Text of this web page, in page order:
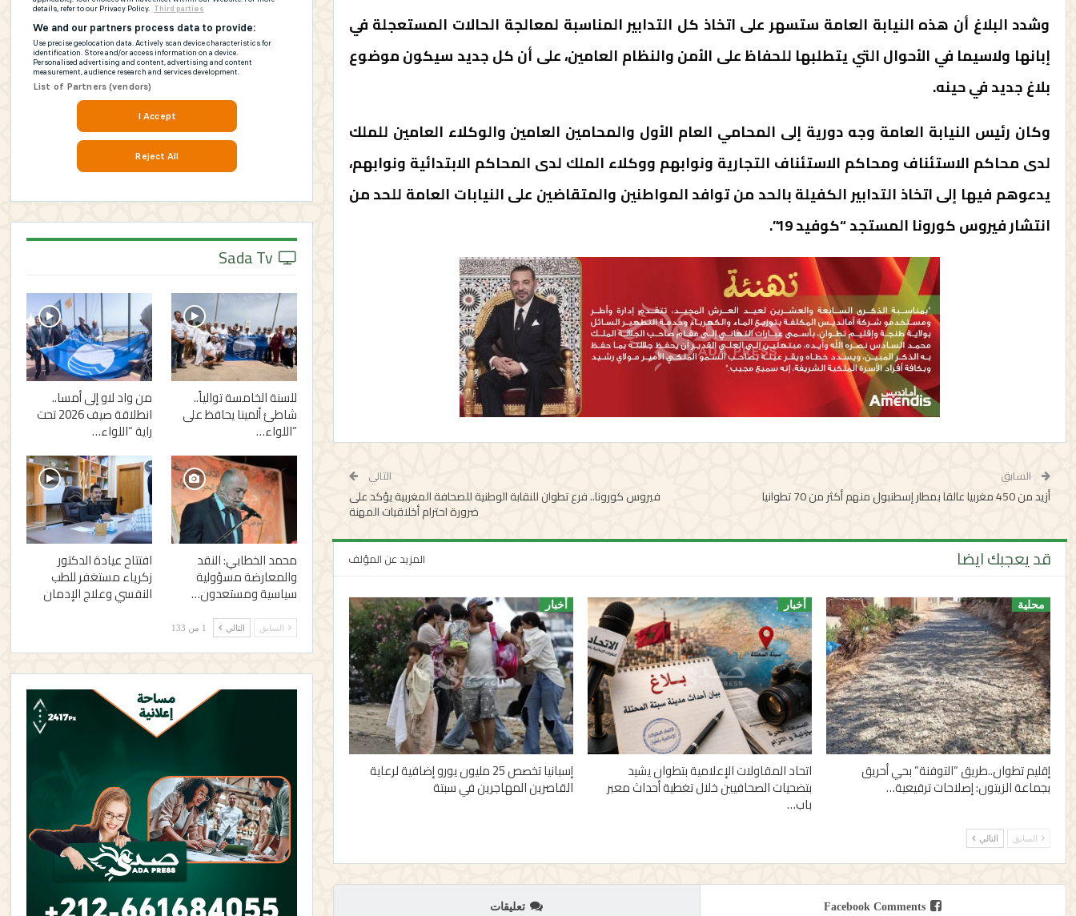
وشدد البلاغ أن هذه النيابة العامة ستسهر على اتخاذ كل التدابير المناسبة لمعالجة الحالات المستعجلة في
إبانها ولاسيما في الأحوال التي يتطلبها للحفاظ على الأمن والنظام العامين، على أن كل جديد سيكون موضوع
بلاغ جديد في حينه.
وكان رئيس النيابة العامة وجه دورية إلى المحامي العام الأول والمحامين العامين والوكلاء العامين للملك
لدى محاكم الاستئناف ومحاكم الاستئناف التجارية ونوابهم ووكلاء الملك لدى المحاكم الابتدائية ونوابهم،
يدعوهم فيها إلى اتخاذ التدابير الكفيلة بالحد من توافد المواطنين والمتقاضين على النيابات العامة للحد من
انتشار فيروس كورونا المستجد “كوفيد 19”.
السابق
أزيد من 450 مغربيا عالقا بمطار إسطنبول منهم أكثر من 70 تطوانيا
التالي
فيروس كورونا.. فرع تطوان للنقابة الوطنية للصحافة المغربية يؤكد على
ضرورة احترام أخلاقيات المهنة
قد يعجبك ايضا المزيد عن المؤلف
محلية
إقليم تطوان..طريق “التوفنة” بحي أحريق
بجماعة الزيتون: إصلاحات ترقيعية…
أخبار
اتحاد المقاولات الإعلامية بتطوان يشيد
بتضحيات الصحافيين خلال تغطية أحداث معبر
باب…
أخبار
إسبانيا تخصص 25 مليون يورو إضافية لرعاية
القاصرين المهاجرين في سبتة
السابق التالي
Facebook Comments تعليقات
للسنة الخامسة توالياً..
شاطئ ألمينا يحافظ على
“اللواء…
من واد لاو إلى أمسا..
انطلاقة صيف 2026 تحت
راية “اللواء…
محمد الخطابي: النقد
والمعارضة مسؤولية
سياسية ومستعدون…
افتتاح عيادة الدكتور
زكرياء مستغفر للطب
النفسي وعلاج الإدمان
السابق التالي 1 من 133